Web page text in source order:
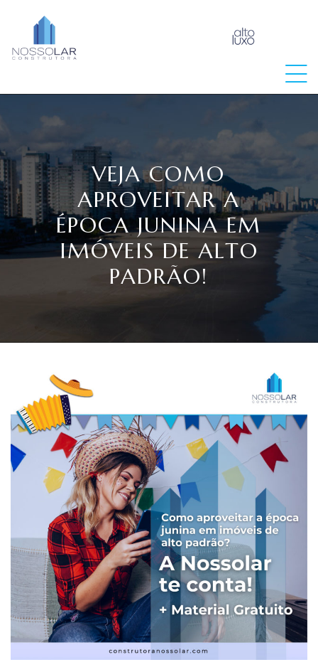
VEJA COMO
APROVEITAR A
ÉPOCA JUNINA EM
IMÓVEIS DE ALTO
PADRÃO!